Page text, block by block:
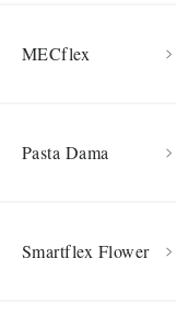
MECflex
Pasta Dama
Smartflex Flower